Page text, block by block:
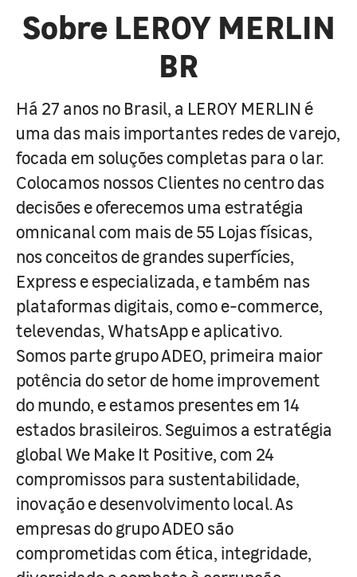
Sobre LEROY MERLIN
BR
Há 27 anos no Brasil, a LEROY MERLIN é
uma das mais importantes redes de varejo,
focada em soluções completas para o lar.
Colocamos nossos Clientes no centro das
decisões e oferecemos uma estratégia
omnicanal com mais de 55 Lojas físicas,
nos conceitos de grandes superfícies,
Express e especializada, e também nas
plataformas digitais, como e-commerce,
televendas, WhatsApp e aplicativo.
Somos parte grupo ADEO, primeira maior
potência do setor de home improvement
do mundo, e estamos presentes em 14
estados brasileiros. Seguimos a estratégia
global We Make It Positive, com 24
compromissos para sustentabilidade,
inovação e desenvolvimento local. As
empresas do grupo ADEO são
comprometidas com ética, integridade,